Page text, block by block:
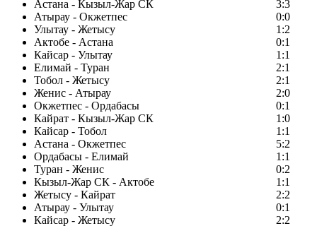
Астана - Кызыл-Жар СК
3:3
Атырау - Окжетпес
0:0
Улытау - Жетысу
1:2
Актобе - Астана
0:1
Кайсар - Улытау
1:1
Елимай - Туран
2:1
Тобол - Жетысу
2:1
Женис - Атырау
2:0
Окжетпес - Ордабасы
0:1
Кайрат - Кызыл-Жар СК
1:0
Кайсар - Тобол
1:1
Астана - Окжетпес
5:2
Ордабасы - Елимай
1:1
Туран - Женис
0:2
Кызыл-Жар СК - Актобе
1:1
Жетысу - Кайрат
2:2
Атырау - Улытау
0:1
Кайсар - Жетысу
2:2